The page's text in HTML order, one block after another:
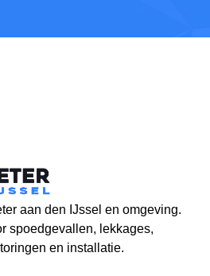
aan den IJssel en omgeving.
spoedgevallen, lekkages,
en installatie.